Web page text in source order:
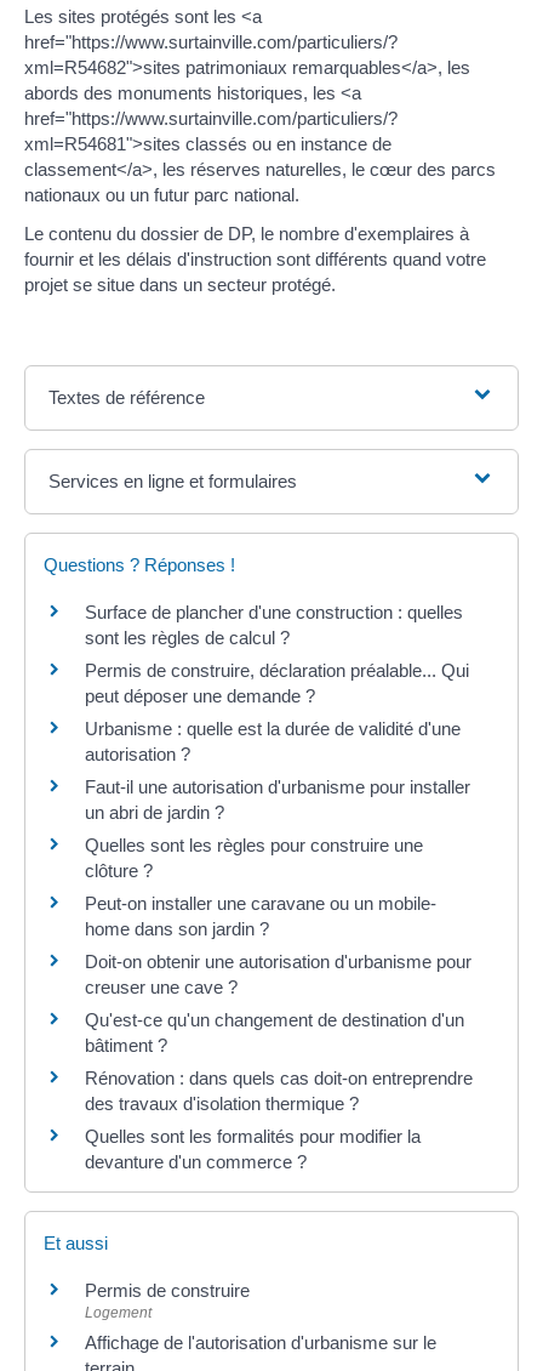
Les sites protégés sont les <a
href="https://www.surtainville.com/particuliers/?
xml=R54682">sites patrimoniaux remarquables</a>, les
abords des monuments historiques, les <a
href="https://www.surtainville.com/particuliers/?
xml=R54681">sites classés ou en instance de
classement</a>, les réserves naturelles, le cœur des parcs
nationaux ou un futur parc national.
Le contenu du dossier de DP, le nombre d'exemplaires à
fournir et les délais d'instruction sont différents quand votre
projet se situe dans un secteur protégé.
Textes de référence
Services en ligne et formulaires
Questions ? Réponses !
Surface de plancher d'une construction : quelles
sont les règles de calcul ?
Permis de construire, déclaration préalable... Qui
peut déposer une demande ?
Urbanisme : quelle est la durée de validité d'une
autorisation ?
Faut-il une autorisation d'urbanisme pour installer
un abri de jardin ?
Quelles sont les règles pour construire une
clôture ?
Peut-on installer une caravane ou un mobile-
home dans son jardin ?
Doit-on obtenir une autorisation d'urbanisme pour
creuser une cave ?
Qu'est-ce qu'un changement de destination d'un
bâtiment ?
Rénovation : dans quels cas doit-on entreprendre
des travaux d'isolation thermique ?
Quelles sont les formalités pour modifier la
devanture d'un commerce ?
Et aussi
Permis de construire
Logement
Affichage de l'autorisation d'urbanisme sur le